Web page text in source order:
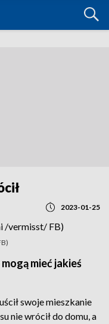
2023-01-25
mieć jakieś
swoje mieszkanie
nie wrócił do domu, a